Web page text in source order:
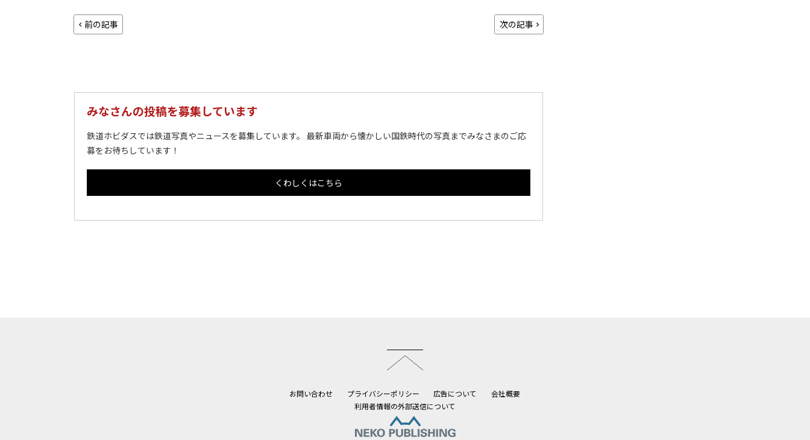
前の記事 次の記事
みなさんの投稿を募集しています
鉄道ホビダスでは鉄道写真やニュースを募集しています。 最新車両から懐かしい国鉄時代の写真までみなさまのご応
募をお待ちしています！
くわしくはこちら
お問い合わせ プライバシーポリシー 広告について
会社概要
利用者情報の外部送信について